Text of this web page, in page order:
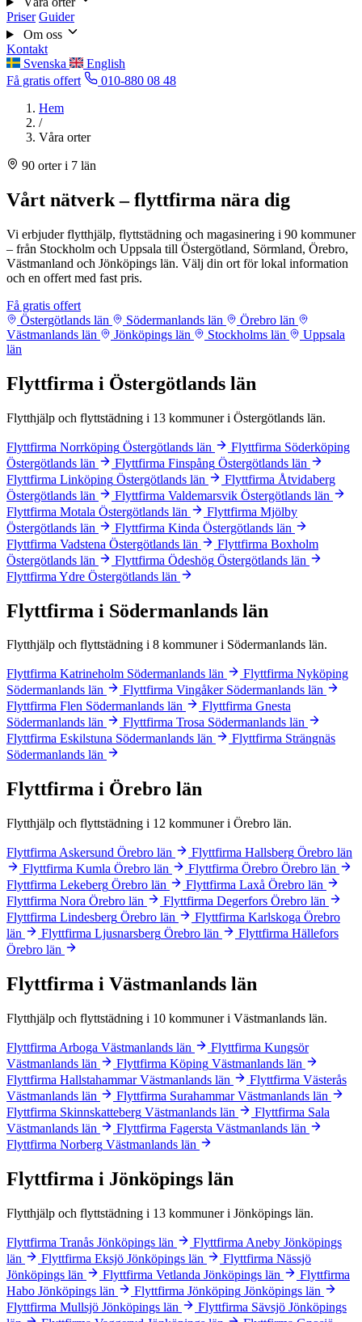
Priser Guider
Om oss
Kontakt
Svenska
English
Få gratis offert
010-880 08 48
Hem
/
Våra orter
90 orter i 7 län
Vårt nätverk – flyttfirma nära dig
Vi erbjuder flytthjälp, flyttstädning och magasinering i 90 kommuner
– från Stockholm och Uppsala till Östergötland, Sörmland, Örebro,
Västmanland och Jönköpings län. Välj din ort för lokal information
och en offert med fast pris.
Få gratis offert
Östergötlands län
Södermanlands län
Örebro län
Västmanlands län
Jönköpings län Stockholms län
Uppsala
län
Flyttfirma i Östergötlands län
Flytthjälp och flyttstädning i 13 kommuner i Östergötlands län.
Flyttfirma Norrköping Östergötlands län
Flyttfirma Söderköping
Östergötlands län
Flyttfirma Finspång Östergötlands län
Flyttfirma Linköping Östergötlands län
Flyttfirma Åtvidaberg
Östergötlands län
Flyttfirma Valdemarsvik Östergötlands län
Flyttfirma Motala Östergötlands län
Flyttfirma Mjölby
Östergötlands län
Flyttfirma Kinda Östergötlands län
Flyttfirma Vadstena Östergötlands län
Flyttfirma Boxholm
Östergötlands län
Flyttfirma Ödeshög Östergötlands län
Flyttfirma Ydre Östergötlands län
Flyttfirma i Södermanlands län
Flytthjälp och flyttstädning i 8 kommuner i Södermanlands län.
Flyttfirma Katrineholm Södermanlands län
Flyttfirma Nyköping
Södermanlands län
Flyttfirma Vingåker Södermanlands län
Flyttfirma Flen Södermanlands län
Flyttfirma Gnesta
Södermanlands län
Flyttfirma Trosa Södermanlands län
Flyttfirma Eskilstuna Södermanlands län
Flyttfirma Strängnäs
Södermanlands län
Flyttfirma i Örebro län
Flytthjälp och flyttstädning i 12 kommuner i Örebro län.
Flyttfirma Askersund Örebro län Flyttfirma Hallsberg Örebro län
Flyttfirma Kumla Örebro län Flyttfirma Örebro Örebro län
Flyttfirma Lekeberg Örebro län Flyttfirma Laxå Örebro län
Flyttfirma Nora Örebro län Flyttfirma Degerfors Örebro län
Flyttfirma Lindesberg Örebro län Flyttfirma Karlskoga Örebro
län
Flyttfirma Ljusnarsberg Örebro län
Flyttfirma Hällefors
Örebro län
Flyttfirma i Västmanlands län
Flytthjälp och flyttstädning i 10 kommuner i Västmanlands län.
Flyttfirma Arboga Västmanlands län
Flyttfirma Kungsör
Västmanlands län
Flyttfirma Köping Västmanlands län
Flyttfirma Hallstahammar Västmanlands län
Flyttfirma Västerås
Västmanlands län
Flyttfirma Surahammar Västmanlands län
Flyttfirma Skinnskatteberg Västmanlands län
Flyttfirma Sala
Västmanlands län
Flyttfirma Fagersta Västmanlands län
Flyttfirma Norberg Västmanlands län
Flyttfirma i Jönköpings län
Flytthjälp och flyttstädning i 13 kommuner i Jönköpings län.
Flyttfirma Tranås Jönköpings län Flyttfirma Aneby Jönköpings
län
Flyttfirma Eksjö Jönköpings län
Flyttfirma Nässjö
Jönköpings län
Flyttfirma Vetlanda Jönköpings län
Flyttfirma
Habo Jönköpings län Flyttfirma Jönköping Jönköpings län
Flyttfirma Mullsjö Jönköpings län Flyttfirma Sävsjö Jönköpings